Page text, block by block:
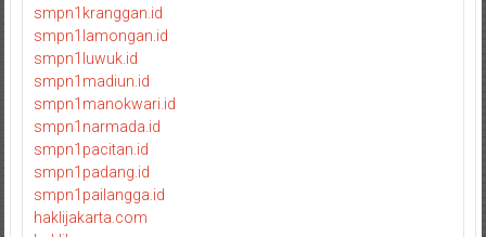
smpn1kranggan.id
smpn1lamongan.id
smpn1luwuk.id
smpn1madiun.id
smpn1manokwari.id
smpn1narmada.id
smpn1pacitan.id
smpn1padang.id
smpn1pailangga.id
haklijakarta.com